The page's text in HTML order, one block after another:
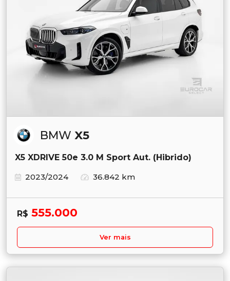
BMW X5
X5 XDRIVE 50e 3.0 M Sport Aut. (Hibrido)
2023/2024
36.842 km
R$ 555.000
Ver mais